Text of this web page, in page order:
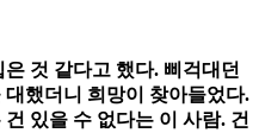
것 같다고 했다. 삐걱대던
했더니 희망이 찾아들었다.
있을 수 없다는 이 사람. 건